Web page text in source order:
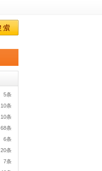
5条
10条
10条
68条
6条
20条
7条